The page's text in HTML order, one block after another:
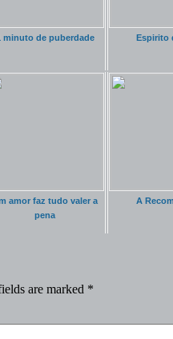
minuto de puberdade Espirito
amor faz tudo valer a
pena
A
are marked *